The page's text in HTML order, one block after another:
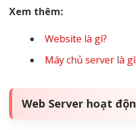
Xem thêm:
Website là gì?
Máy chủ server là
Web Server hoạt